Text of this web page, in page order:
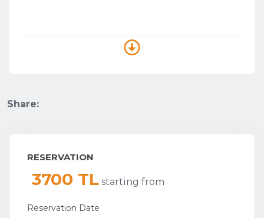
Share:
RESERVATION
3700 TL starting from
Reservation Date